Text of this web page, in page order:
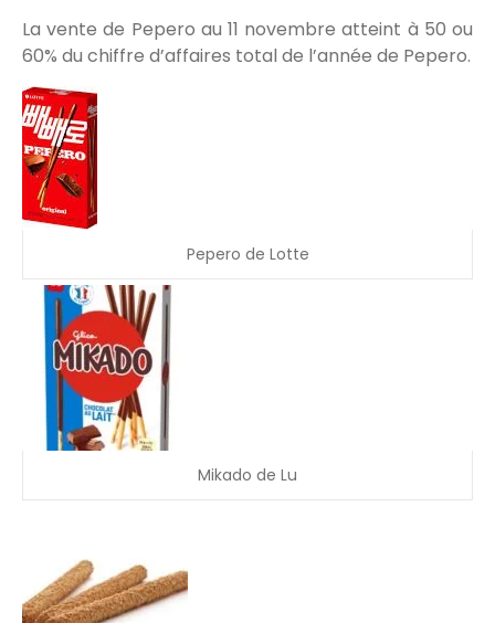
La vente de Pepero au 11 novembre atteint à 50 ou
60% du chiffre d’affaires total de l’année de Pepero.
Pepero de Lotte
Mikado de Lu